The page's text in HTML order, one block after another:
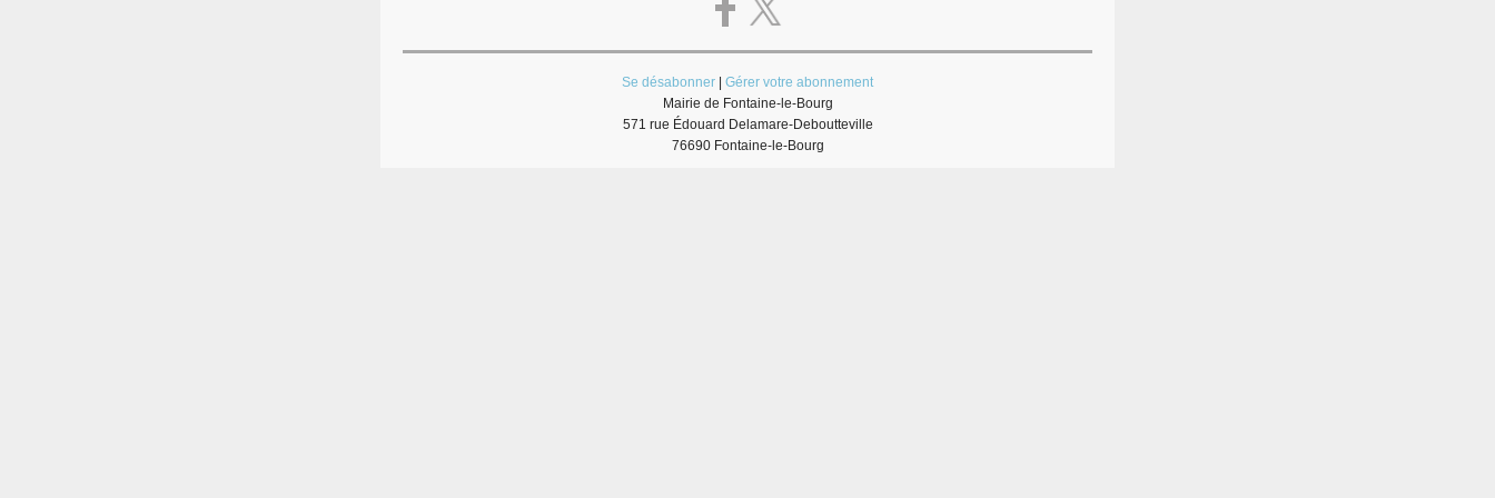
Se désabonner
Gérer votre abonnement
Mairie de Fontaine-le-Bourg
571 rue Édouard Delamare-Deboutteville
76690 Fontaine-le-Bourg